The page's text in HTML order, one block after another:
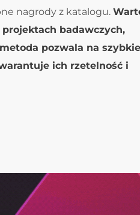
nagrody z katalogu.
badawczych,
pozwala na
ich rzetelność i